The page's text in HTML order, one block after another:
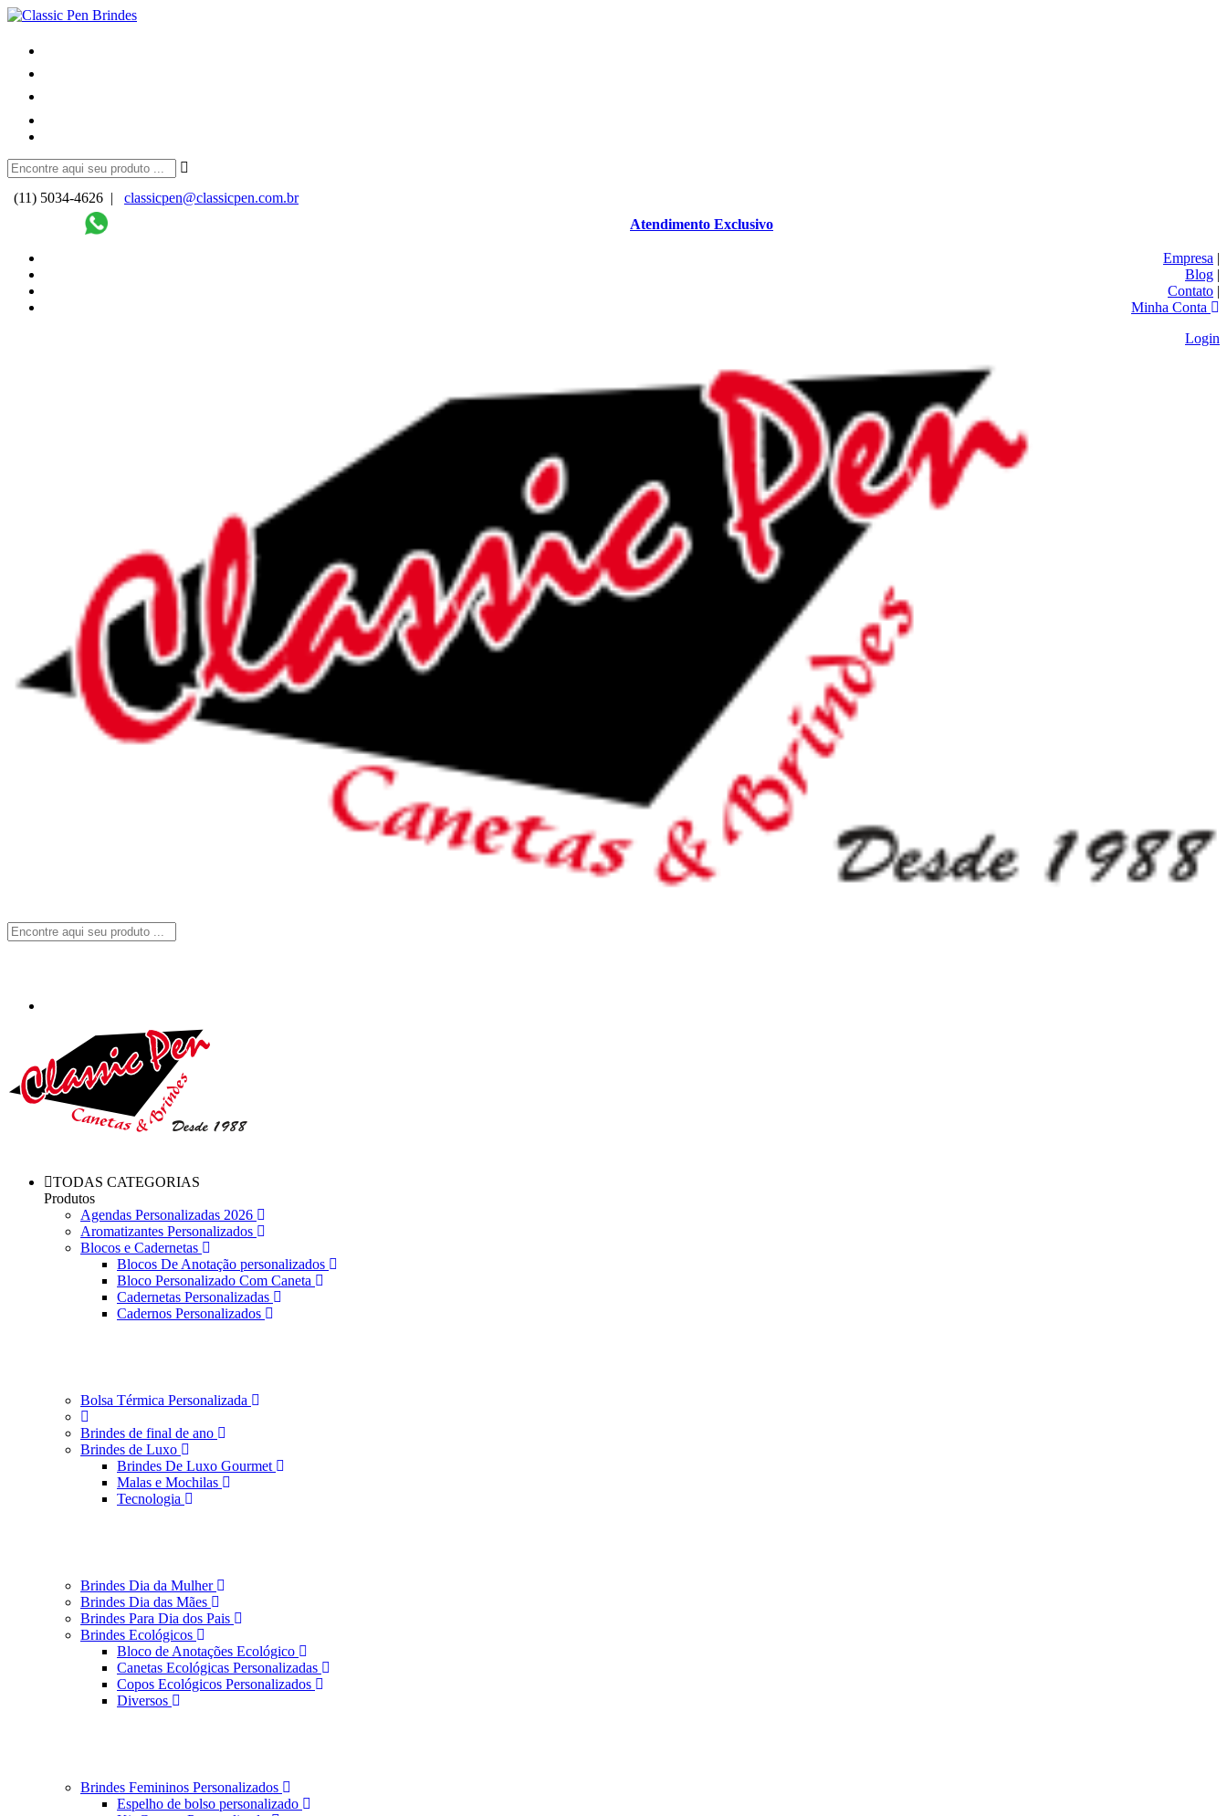
(11) 5034-4626 |
classicpen@classicpen.com.br
Atendimento Exclusivo
Empresa |
Blog |
Contato |
Minha Conta
Login
TODAS CATEGORIAS
Produtos
Agendas Personalizadas 2026
Aromatizantes Personalizados
Blocos e Cadernetas
Blocos De Anotação personalizados
Bloco Personalizado Com Caneta
Cadernetas Personalizadas
Cadernos Personalizados
Bolsa Térmica Personalizada
Brindes de final de ano
Brindes de Luxo
Brindes De Luxo Gourmet
Malas e Mochilas
Tecnologia
Brindes Dia da Mulher
Brindes Dia das Mães
Brindes Para Dia dos Pais
Brindes Ecológicos
Bloco de Anotações Ecológico
Canetas Ecológicas Personalizadas
Copos Ecológicos Personalizados
Diversos
Brindes Femininos Personalizados
Espelho de bolso personalizado